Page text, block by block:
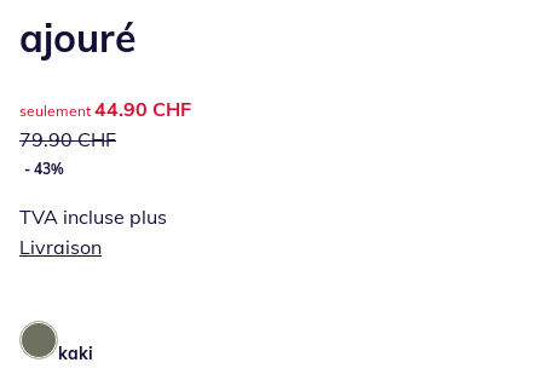
ajouré
prix réduit : 44.90 CHF, ancien prix : 79.90 CHF
seulement 44.90 CHF
79.90 CHF
- 43%
TVA incluse plus
Livraison
kaki